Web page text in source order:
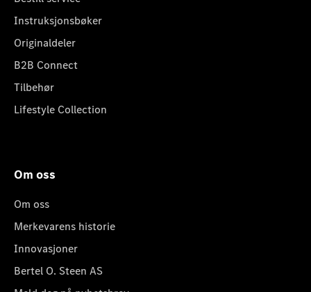
Instruksjonsbøker
Originaldeler
B2B Connect
Tilbehør
Lifestyle Collection
Om oss
Om oss
Merkevarens historie
Innovasjoner
Bertel O. Steen AS